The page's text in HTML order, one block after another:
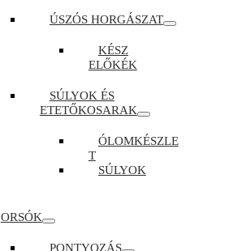
ÚSZÓS HORGÁSZAT
KÉSZ
ELŐKÉK
SÚLYOK ÉS
ETETŐKOSARAK
ÓLOMKÉSZLE
T
SÚLYOK
ORSÓK
PONTYOZÁS